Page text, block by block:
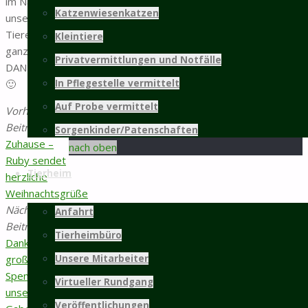
Katzenwiesenkatzen
Kleintiere
Privatvermittlungen und Notfälle
In Pflegestelle vermittelt
Auf Probe vermittelt
Sorgenkinder/Patenschaften
Tierheim
Anfahrt
Tierheimbüro
Unsere Mitarbeiter
Virtueller Rundgang
Veröffentlichungen
unserer
Tiere ein
ganz DICKES
DANKESCHÖN!!!
🙂
Vorheriger
Beitrag
Neues
Zuhause –
Ruby sendet
herzliche
Weihnachtsgrüße
Nächster
Beitrag
Vielen
Dank für die
großzügigen
Spenden zu
unserem
weitere Infos...
Mitgliedschaft
©2025 Tierschutz Hildesheim und Umgebung
e.V.
PRÄSENTIERT VONSEPTERA
Zurück
nach oben